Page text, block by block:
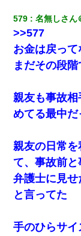
裁判官「お互い
「…」A「夫を一
彼女(美人女医)に
らいなら、渡さ
ら・・・
妻「ずっと好き
い」→離婚後、娘
17年飼っていた
近づいて頭突き
同じマンションに
ている事に気づ
童貞俺、宅飲み
579 名無しさん
>>577
お金は戻って
まだその段
親友も事故
めてる最中だ
親友の日常
て、事故前
弁護士に見
と言ってた
手のひらサ